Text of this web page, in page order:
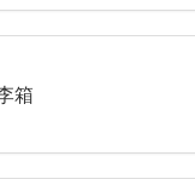
箱